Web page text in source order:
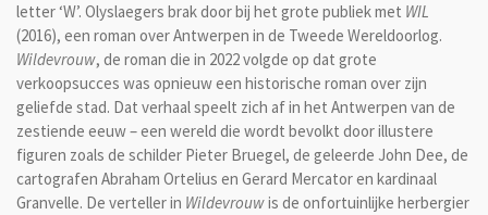
letter ‘W’. Olyslaegers brak door bij het grote publiek met WIL
(2016), een roman over Antwerpen in de Tweede Wereldoorlog.
Wildevrouw, de roman die in 2022 volgde op dat grote
verkoopsucces was opnieuw een historische roman over zijn
geliefde stad. Dat verhaal speelt zich af in het Antwerpen van de
zestiende eeuw – een wereld die wordt bevolkt door illustere
figuren zoals de schilder Pieter Bruegel, de geleerde John Dee, de
cartografen Abraham Ortelius en Gerard Mercator en kardinaal
Granvelle. De verteller in Wildevrouwis de onfortuinlijke herbergier